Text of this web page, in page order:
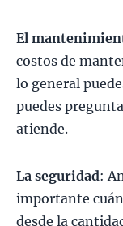
El
costos de
lo general
puedes
atiende.
La seguridad:
importante
desde la